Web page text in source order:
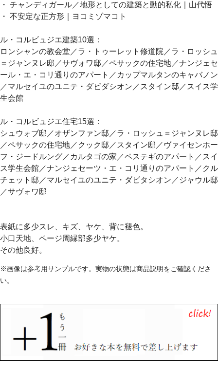
・ チャンディガール／地形としての建築と動的私化｜山代悟
・ 不安定な正方形｜ヨコミゾマコト
ル・コルビュジエ建築10選：
ロンシャンの教会堂／ラ・トゥーレット修道院／ラ・ロッシュ
＝ジャンヌレ邸／サヴォワ邸／ペサックの住宅地／ナンジェセ
ール・エ・コリ通りのアパート／カップマルタンのキャバノン
／マルセイユのユニテ・ダビダシオン／スタイン邸／スイス学
生会館
ル・コルビュジエ住宅15選：
シュウォブ邸／オザンファン邸／ラ・ロッシュ＝ジャンヌレ邸
／ペサックの住宅地／クック邸／スタイン邸／ヴァイセンホー
フ・ジードルング／カルタゴの家／ペステギのアパート／スイ
ス学生会館／ナンジェセーツ・エ・コリ通りのアパート／クル
チェット邸／マルセイユのユニテ・ダビタシオン／ジャウル邸
／サヴォワ邸
表紙に多少スレ、キズ、ヤケ、背に褪色。
小口天地、ページ周縁部多少ヤケ。
その他良好。
※画像は参考用サンプルです。実物の状態は商品説明をご確認くださ
い。